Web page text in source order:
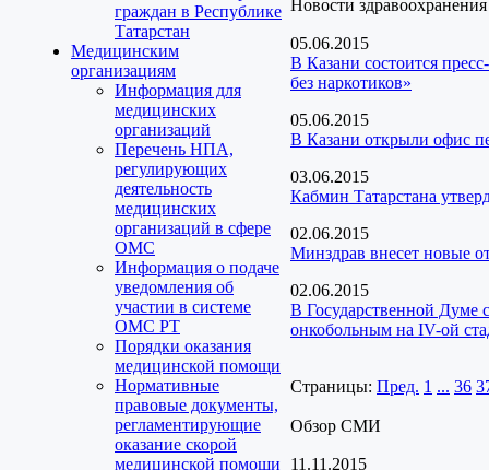
граждан в Республике
Татарстан
Медицинским
организациям
Информация для
медицинских
организаций
Перечень НПА,
регулирующих
деятельность
медицинских
организаций в сфере
ОМС
Информация о подаче
уведомления об
участии в системе
ОМС РТ
Порядки оказания
медицинской помощи
Нормативные
правовые документы,
регламентирующие
оказание скорой
медицинской помощи
Новости здравоохранения
05.06.2015
В Казани состоится
без наркотиков»
05.06.2015
В Казани открыли офис
03.06.2015
Кабмин Татарстана
02.06.2015
Минздрав внесет новые
02.06.2015
В Государственной Думе
онкобольным на IV-ой
Страницы: Пред. 1 ... 36
Обзор СМИ
11.11.2015